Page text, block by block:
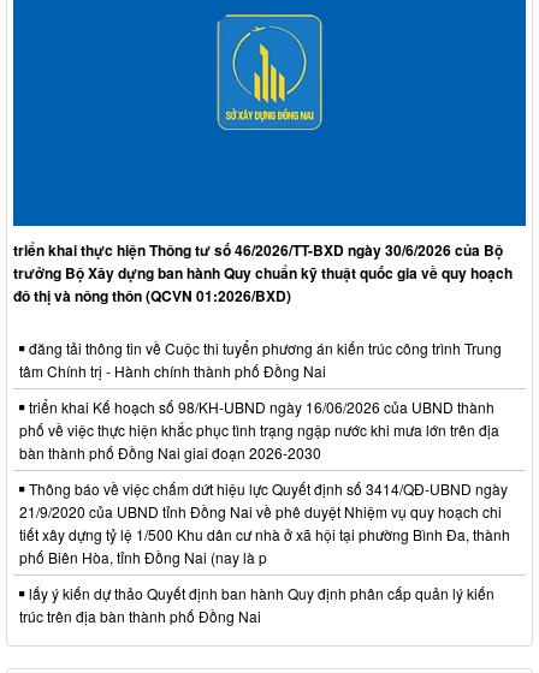
triển khai thực hiện Thông tư số 46/2026/TT-BXD ngày 30/6/2026 của Bộ
trưởng Bộ Xây dựng ban hành Quy chuẩn kỹ thuật quốc gia về quy hoạch
đô thị và nông thôn (QCVN 01:2026/BXD)
đăng tải thông tin về Cuộc thi tuyển phương án kiến trúc công trình Trung
tâm Chính trị - Hành chính thành phố Đồng Nai
triển khai Kế hoạch số 98/KH-UBND ngày 16/06/2026 của UBND thành
phố về việc thực hiện khắc phục tình trạng ngập nước khi mưa lớn trên địa
bàn thành phố Đồng Nai giai đoạn 2026-2030
Thông báo về việc chấm dứt hiệu lực Quyết định số 3414/QĐ-UBND ngày
21/9/2020 của UBND tỉnh Đồng Nai về phê duyệt Nhiệm vụ quy hoạch chi
tiết xây dựng tỷ lệ 1/500 Khu dân cư nhà ở xã hội tại phường Bình Đa, thành
phố Biên Hòa, tỉnh Đồng Nai (nay là p
lấy ý kiến dự thảo Quyết định ban hành Quy định phân cấp quản lý kiến
trúc trên địa bàn thành phố Đồng Nai